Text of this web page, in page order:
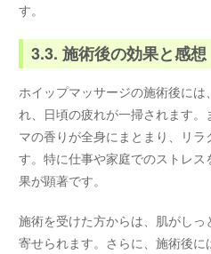
す。
3.3. 施術後の効果と感想
ホイップマッサージの施術後には
れ、日頃の疲れが一掃されます
マの香りが全身にまとまり、リラ
す。特に仕事や家庭でのストレ
果が顕著です。
施術を受けた方からは、肌がしっ
寄せられます。さらに、施術後